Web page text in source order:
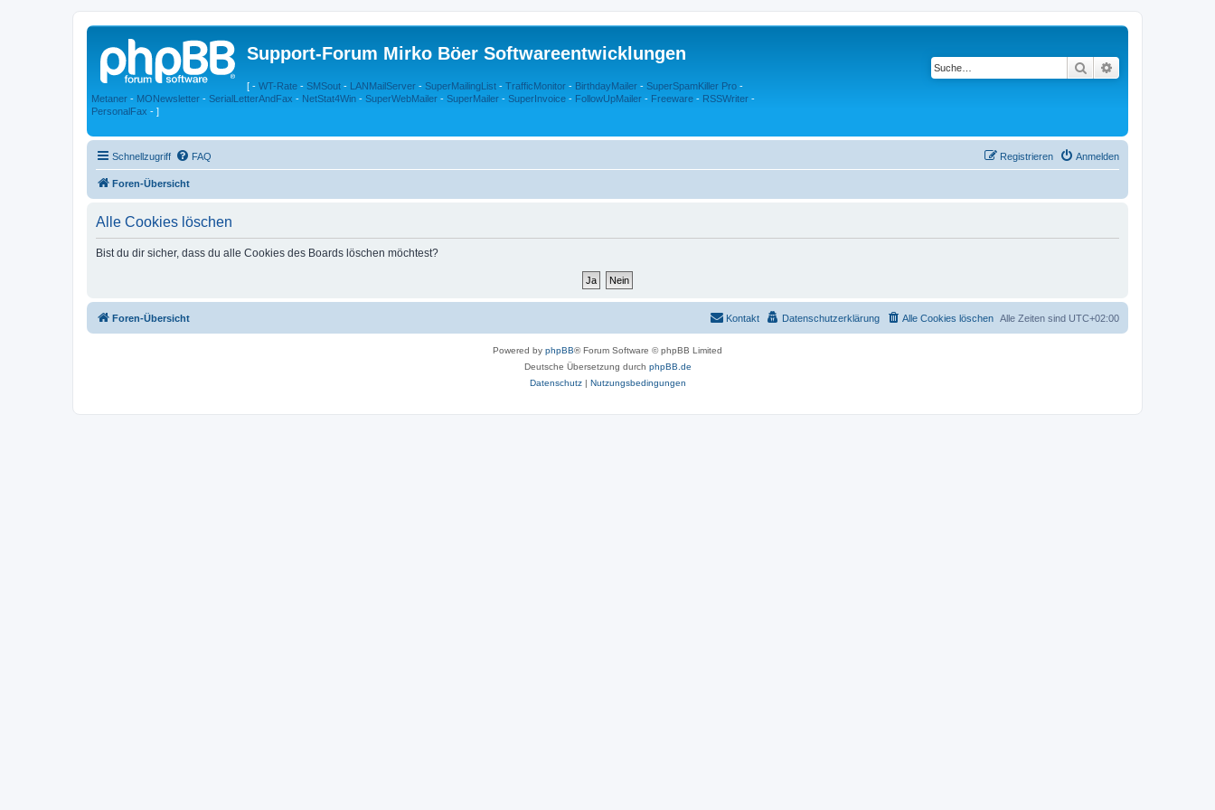
Support-Forum Mirko Böer Softwareentwicklungen
[ - WT-Rate - SMSout - LANMailServer - SuperMailingList - TrafficMonitor - BirthdayMailer - SuperSpamKiller Pro -
Metaner - MONewsletter - SerialLetterAndFax - NetStat4Win - SuperWebMailer - SuperMailer - SuperInvoice - FollowUpMailer - Freeware - RSSWriter -
PersonalFax - ]
Suche
Schnellzugriff FAQ Anmelden
Registrieren
Foren-Übersicht
Alle Cookies löschen
Bist du dir sicher, dass du alle Cookies des Boards löschen möchtest?
Foren-Übersicht Alle Zeiten sind UTC+02:00
Alle Cookies löschen
Datenschutzerklärung
Kontakt
Powered by phpBB® Forum Software © phpBB Limited
Deutsche Übersetzung durch phpBB.de
Datenschutz| Nutzungsbedingungen